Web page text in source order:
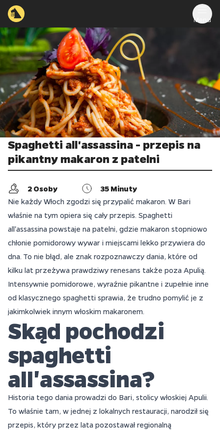
Menu
Spaghetti all'assassina - przepis na
pikantny makaron z patelni
2 Osoby 35 Minuty
Nie każdy Włoch zgodzi się przypalić makaron. W Bari
właśnie na tym opiera się cały przepis. Spaghetti
all'assassina powstaje na patelni, gdzie makaron stopniowo
chłonie pomidorowy wywar i miejscami lekko przywiera do
dna. To nie błąd, ale znak rozpoznawczy dania, które od
kilku lat przeżywa prawdziwy renesans także poza Apulią.
Intensywnie pomidorowe, wyraźnie pikantne i zupełnie inne
od klasycznego spaghetti sprawia, że trudno pomylić je z
jakimkolwiek innym włoskim makaronem.
Skąd pochodzi
spaghetti
all'assassina?
Historia tego dania prowadzi do Bari, stolicy włoskiej Apulii.
To właśnie tam, w jednej z lokalnych restauracji, narodził się
przepis, który przez lata pozostawał regionalną